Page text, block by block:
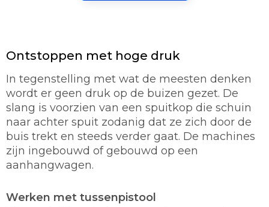
Ontstoppen met hoge druk
In tegenstelling met wat de meesten denken
wordt er geen druk op de buizen gezet. De
slang is voorzien van een spuitkop die schuin
naar achter spuit zodanig dat ze zich door de
buis trekt en steeds verder gaat. De machines
zijn ingebouwd of gebouwd op een
aanhangwagen.
Werken met tussenpistool